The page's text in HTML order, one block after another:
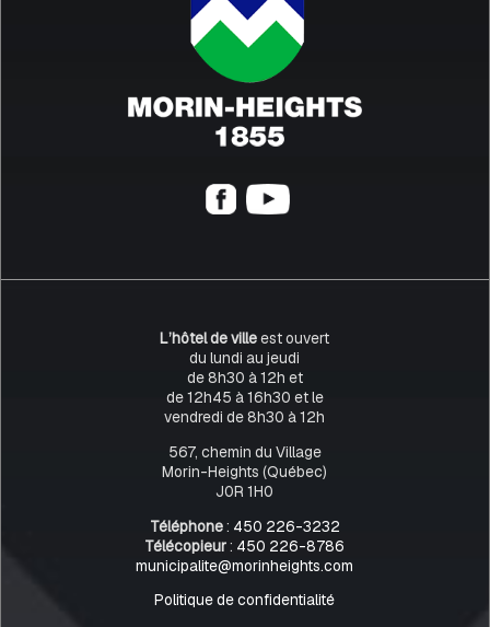
L’hôtel de villeest ouvert
du lundi au jeudi
de 8h30 à 12h et
de 12h45 à 16h30 et le
vendredi de 8h30 à 12h
567, chemin du Village
Morin-Heights (Québec)
J0R 1H0
Téléphone: 450 226-3232
Télécopieur: 450 226-8786
municipalite@morinheights.com
Politique de confidentialité